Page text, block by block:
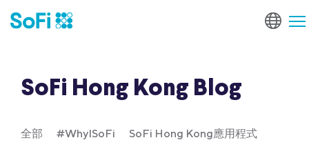
SoFi Hong Kong Blog
全部 #WhyISoFi SoFi Hong Kong應用程式